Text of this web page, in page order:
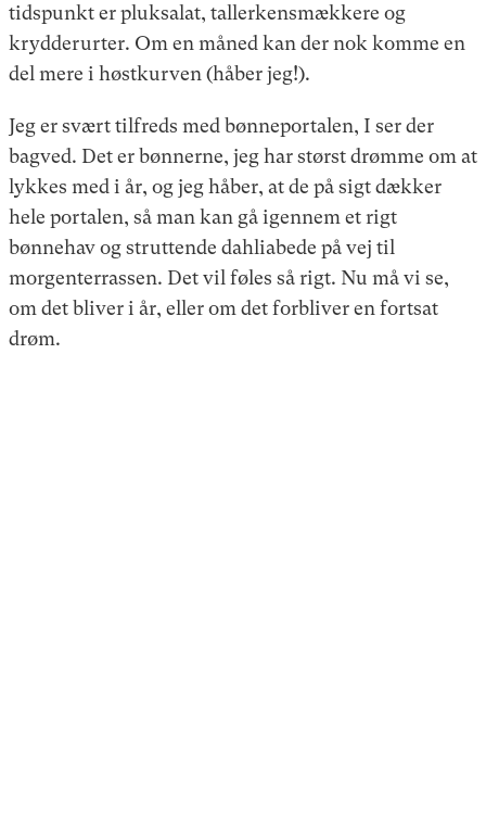
tidspunkt er pluksalat, tallerkensmækkere og
krydderurter. Om en måned kan der nok komme en
del mere i høstkurven (håber jeg!).
Jeg er svært tilfreds med bønneportalen, I ser der
bagved. Det er bønnerne, jeg har størst drømme om at
lykkes med i år, og jeg håber, at de på sigt dækker
hele portalen, så man kan gå igennem et rigt
bønnehav og struttende dahliabede på vej til
morgenterrassen. Det vil føles så rigt. Nu må vi se,
om det bliver i år, eller om det forbliver en fortsat
drøm.